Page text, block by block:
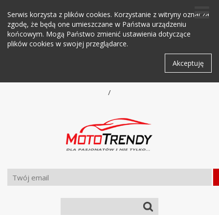
Serwis korzysta z plików cookies. Korzystanie z witryny oznacza
zgodę, że będą one umieszczane w Państwa urządzeniu
końcowym. Mogą Państwo zmienić ustawienia dotyczące
plików cookies w swojej przeglądarce.
Akceptuję
/